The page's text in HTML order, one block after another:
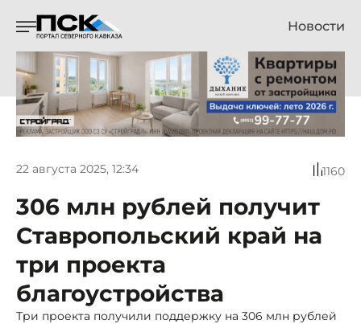
Новости
22 августа 2025, 12:34 1160
306 млн рублей получит
Ставропольский край на
три проекта
благоустройства
Три проекта получили поддержку на 306 млн рублей